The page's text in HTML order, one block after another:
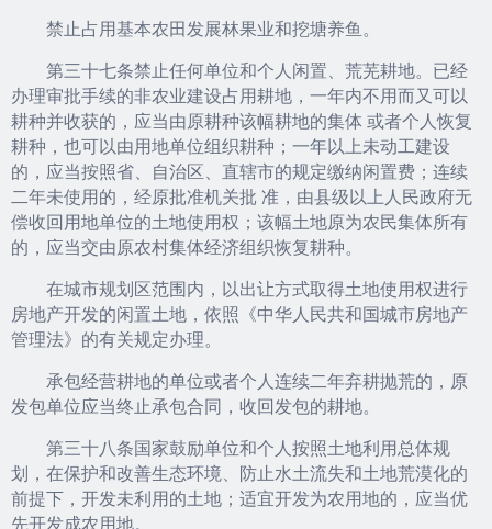
禁止占用基本农田发展林果业和挖塘养鱼。
第三十七条禁止任何单位和个人闲置、荒芜耕地。已经
办理审批手续的非农业建设占用耕地，一年内不用而又可以
耕种并收获的，应当由原耕种该幅耕地的集体 或者个人恢复
耕种，也可以由用地单位组织耕种；一年以上未动工建设
的，应当按照省、自治区、直辖市的规定缴纳闲置费；连续
二年未使用的，经原批准机关批 准，由县级以上人民政府无
偿收回用地单位的土地使用权；该幅土地原为农民集体所有
的，应当交由原农村集体经济组织恢复耕种。
在城市规划区范围内，以出让方式取得土地使用权进行
房地产开发的闲置土地，依照《中华人民共和国城市房地产
管理法》的有关规定办理。
承包经营耕地的单位或者个人连续二年弃耕抛荒的，原
发包单位应当终止承包合同，收回发包的耕地。
第三十八条国家鼓励单位和个人按照土地利用总体规
划，在保护和改善生态环境、防止水土流失和土地荒漠化的
前提下，开发未利用的土地；适宜开发为农用地的，应当优
先开发成农用地。